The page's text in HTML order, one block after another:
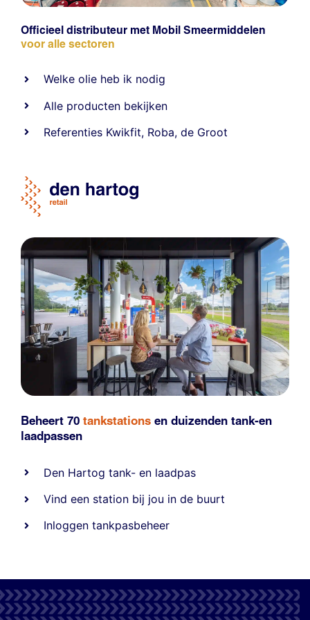
Officieel distributeur met Mobil Smeermiddelen
voor alle sectoren
Welke olie heb ik nodig
Alle producten bekijken
Referenties Kwikfit, Roba,de Groot
Beheert 70 tankstations en duizenden tank-en
laadpassen
Den Hartog tank- en laadpas
Vind een station bij jou in de buurt
Inloggen tankpasbeheer